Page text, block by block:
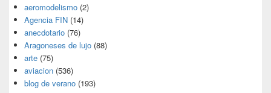
aeromodelismo (2)
Agencia FIN (14)
anecdotario (76)
Aragoneses de lujo (88)
arte (75)
aviacion (536)
blog de verano (193)